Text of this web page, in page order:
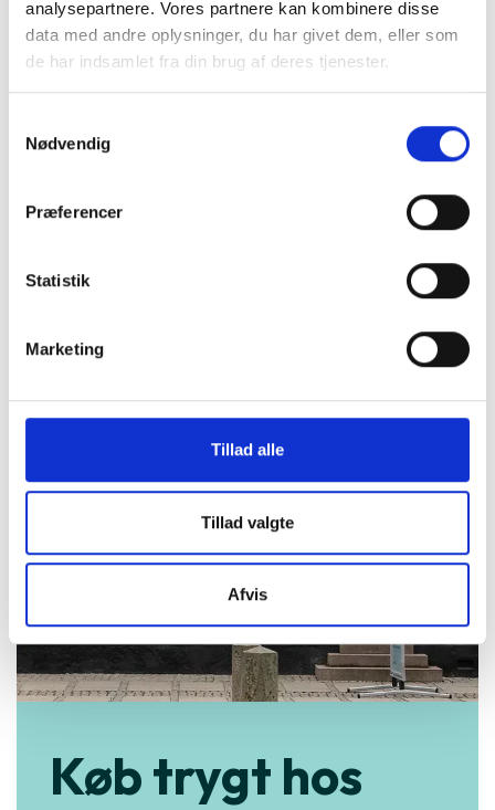
analysepartnere. Vores partnere kan kombinere disse
data med andre oplysninger, du har givet dem, eller som
de har indsamlet fra din brug af deres tjenester.
Nødvendig
Præferencer
Statistik
Marketing
Tillad alle
Tillad valgte
Afvis
skærmbeskyttelse IKKE
Pro/14/16e/17e
149 kr.
Køb trygt hos